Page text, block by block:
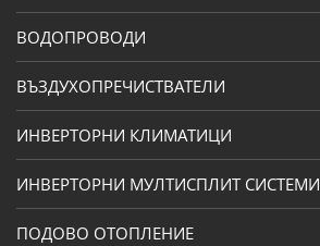
ВОДОПРОВОДИ
ВЪЗДУХОПРЕЧИСТВАТЕЛИ
ИНВЕРТОРНИ КЛИМАТИЦИ
ИНВЕРТОРНИ МУЛТИСПЛИТ СИСТЕМИ
ПОДОВО ОТОПЛЕНИЕ